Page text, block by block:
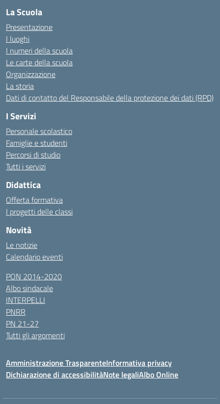
La Scuola
Presentazione
I luoghi
I numeri della scuola
Le carte della scuola
Organizzazione
La storia
Dati di contatto del Responsabile della protezione dei dati (RPD)
I Servizi
Personale scolastico
Famiglie e studenti
Percorsi di studio
Tutti i servizi
Didattica
Offerta formativa
I progetti delle classi
Novità
Le notizie
Calendario eventi
PON 2014-2020
Albo sindacale
INTERPELLI
PNRR
PN 21-27
Tutti gli argomenti
Amministrazione TrasparenteInformativa privacy
Dichiarazione di accessibilitàNote legaliAlbo Online